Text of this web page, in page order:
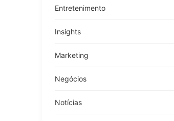
Entretenimento
Insights
Marketing
Negócios
Notícias